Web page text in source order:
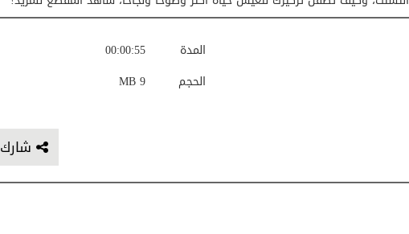
00:00:55
المدة
9 MB
الحجم
شارك